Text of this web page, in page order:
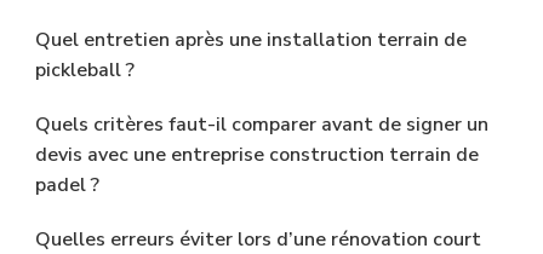
Quel entretien après une installation terrain de
pickleball ?
Quels critères faut-il comparer avant de signer un
devis avec une entreprise construction terrain de
padel ?
Quelles erreurs éviter lors d’une rénovation court